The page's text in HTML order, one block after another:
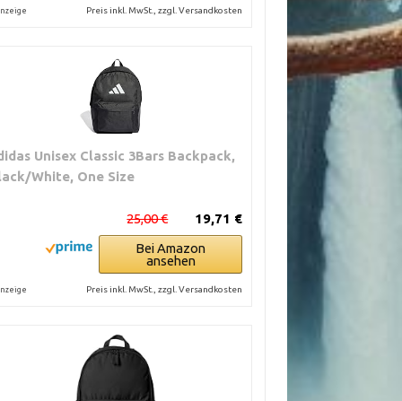
Preis inkl. MwSt., zzgl. Versandkosten
Unisex Classic 3Bars Backpack,
White, One Size
19,71 €
25,00 €
Bei Amazon
ansehen
Preis inkl. MwSt., zzgl. Versandkosten